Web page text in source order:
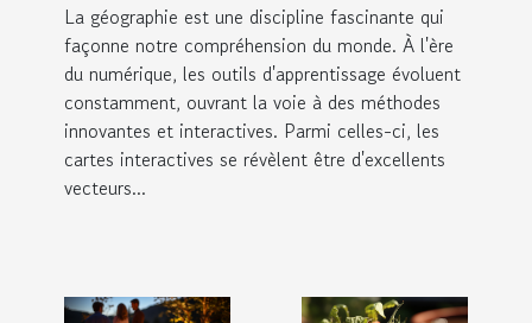
La géographie est une discipline fascinante qui
façonne notre compréhension du monde. À l'ère
du numérique, les outils d'apprentissage évoluent
constamment, ouvrant la voie à des méthodes
innovantes et interactives. Parmi celles-ci, les
cartes interactives se révèlent être d'excellents
vecteurs...